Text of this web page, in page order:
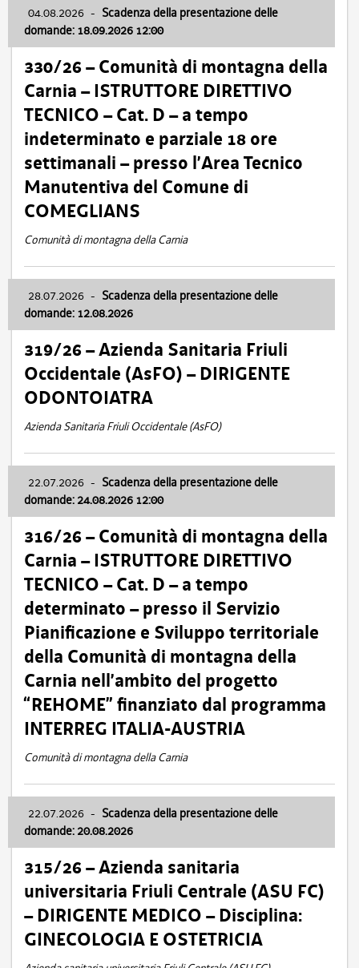
04.08.2026 - Scadenza della presentazione delle
domande: 18.09.2026 12:00
330/26 – Comunità di montagna della
Carnia – ISTRUTTORE DIRETTIVO
TECNICO – Cat. D – a tempo
indeterminato e parziale 18 ore
settimanali – presso l’Area Tecnico
Manutentiva del Comune di
COMEGLIANS
Comunità di montagna della Carnia
28.07.2026 - Scadenza della presentazione delle
domande: 12.08.2026
319/26 – Azienda Sanitaria Friuli
Occidentale (AsFO) – DIRIGENTE
ODONTOIATRA
Azienda Sanitaria Friuli Occidentale (AsFO)
22.07.2026 - Scadenza della presentazione delle
domande: 24.08.2026 12:00
316/26 – Comunità di montagna della
Carnia – ISTRUTTORE DIRETTIVO
TECNICO – Cat. D – a tempo
determinato – presso il Servizio
Pianificazione e Sviluppo territoriale
della Comunità di montagna della
Carnia nell’ambito del progetto
“REHOME” finanziato dal programma
INTERREG ITALIA-AUSTRIA
Comunità di montagna della Carnia
22.07.2026 - Scadenza della presentazione delle
domande: 20.08.2026
315/26 – Azienda sanitaria
universitaria Friuli Centrale (ASU FC)
– DIRIGENTE MEDICO – Disciplina:
GINECOLOGIA E OSTETRICIA